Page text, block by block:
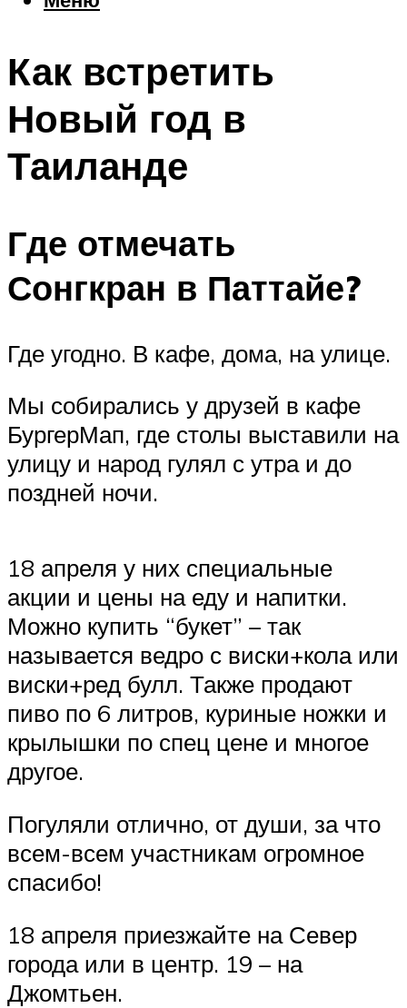
Шоппинг
Что посетить
Меню
Как встретить
Новый год в
Таиланде
Где отмечать
Сонгкран в Паттайе?
Где угодно. В кафе, дома, на улице.
Мы собирались у друзей в кафе
БургерМап, где столы выставили на
улицу и народ гулял с утра и до
поздней ночи.
18 апреля у них специальные
акции и цены на еду и напитки.
Можно купить “букет” – так
называется ведро с виски+кола или
виски+ред булл. Также продают
пиво по 6 литров, куриные ножки и
крылышки по спец цене и многое
другое.
Погуляли отлично, от души, за что
всем-всем участникам огромное
спасибо!
18 апреля приезжайте на Север
города или в центр. 19 – на
Джомтьен.